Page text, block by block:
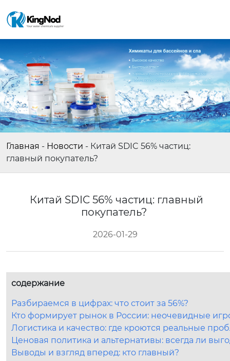
Главная - Новости - Китай SDIC 56% частиц:
главный покупатель?
Китай SDIC 56% частиц: главный
покупатель?
2026-01-29
содержание
Разбираемся в цифрах: что стоит за 56%?
Кто формирует рынок в России: неочевидные
Логистика и качество: где кроются реальные
Ценовая политика и альтернативы: всегда ли
Выводы и взгляд вперед: кто главный?